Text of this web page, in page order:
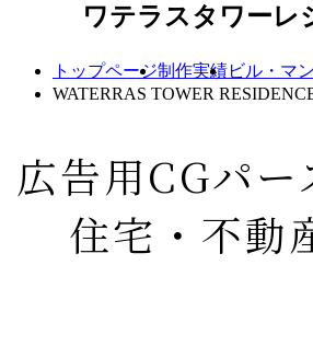
ワテラスタワーレ
トップページ制作実績ビル・マ
WATERRAS TOWER
広告用CGパー
住宅・不動